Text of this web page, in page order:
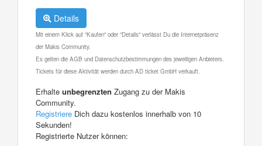
Details
Mit einem Klick auf "Kaufen" oder "Details" verlässt Du die Internetpräsenz
der Makis Community.
Es gelten die AGB und Datenschutzbestimmungen des jeweiligen Anbieters.
Tickets für diese Aktivität werden durch AD ticket GmbH verkauft.
Erhalte unbegrenzten Zugang zu der Makis
Community.
Registriere Dich dazu kostenlos innerhalb von 10
Sekunden!
Registrierte Nutzer können: